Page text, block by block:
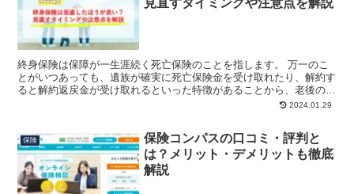
見直すタイミングや注意点を解説
終身保険は保障が一生涯続く死亡保険のことを指します。 万一のこ
とがいつあっても、遺族が確実に死亡保険金を受け取れたり、解約す
ると解約返戻金が受け取れるといった特徴があることから、老後の備
えにもおすすめです。 そこで今回は終身保険に加入するメ...2024.01.29
保険
保険コンパスの口コミ・評判と
は？メリット・デメリットも徹底
解説